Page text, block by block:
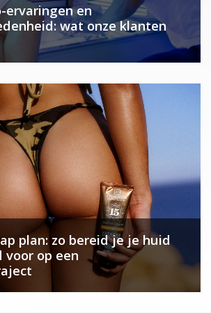
ervaringen en
wat onze klanten
plan: zo bereid je je huid
op een